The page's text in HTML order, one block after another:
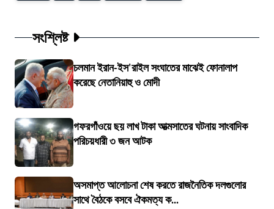
সংশ্লিষ্ট
চলমান ইরান-ইস'রাইল সংঘাতের মাঝেই ফোনালাপ
করেছে নেতানিয়াহু ও মোদী
গফরগাঁওয়ে ছয় লাখ টাকা আত্মসাতের ঘটনায় সাংবাদিক
পরিচয়ধারী ৩ জন আটক
অসমাপ্ত আলোচনা শেষ করতে রাজনৈতিক দলগুলোর
সাথে বৈঠকে বসবে ঐকমত্য ক...